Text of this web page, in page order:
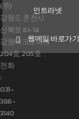
인트라넷
웹메일 바로가기
(주)
강원도 춘천시
신북로 61-14
강원테크노파크
204호, 205호
전화
:
031-
386-
3140